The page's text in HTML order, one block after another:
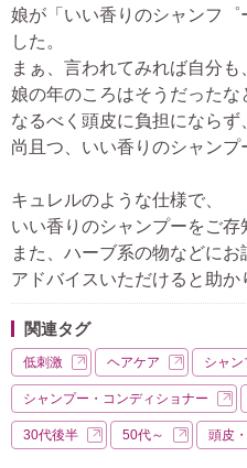
娘が「いい香りのシャンフ゜
した。
まぁ、言われてみれば自分も
娘の年のころはそうだったな
なるべく頭皮に負担にならず
尚且つ、いい香りのシャンプ
キュレルのような仕様で、
いい香りのシャンプーをご存
また、ハーブ系の物などにお
アドバイスいただけると助か
関連タグ
低刺激 ヘアケア シャン
シャンプー・コンディショナー
30代後半 50代～ 頭皮